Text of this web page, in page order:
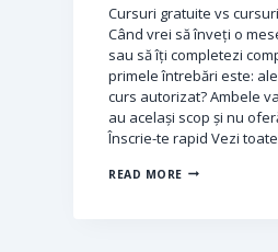
Cursuri gratuite vs
Când vrei să înveți o
sau să îți completezi
primele întrebări este:
curs autorizat? Ambele
au același scop și nu
Înscrie-te rapid Vezi
READ MORE